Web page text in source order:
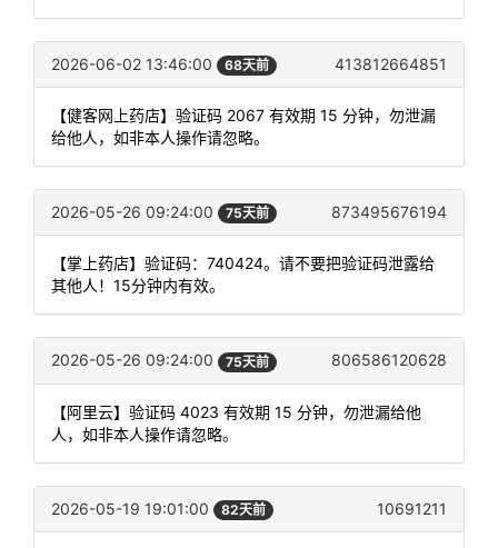
2026-06-02 13:46:00 68天前 413812664851
【健客网上药店】验证码 2067 有效期 15 分钟，勿泄漏
给他人，如非本人操作请忽略。
2026-05-26 09:24:00 75天前 873495676194
【掌上药店】验证码：740424。请不要把验证码泄露给
其他人！15分钟内有效。
2026-05-26 09:24:00 75天前 806586120628
【阿里云】验证码 4023 有效期 15 分钟，勿泄漏给他
人，如非本人操作请忽略。
2026-05-19 19:01:00 82天前 10691211